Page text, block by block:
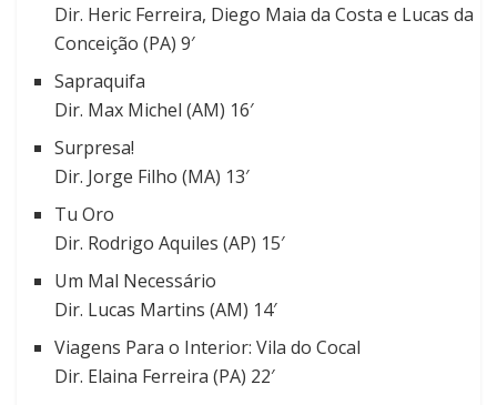
Dir. Heric Ferreira, Diego Maia da Costa e Lucas da
Conceição (PA) 9′
Sapraquifa
Dir. Max Michel (AM) 16′
Surpresa!
Dir. Jorge Filho (MA) 13′
Tu Oro
Dir. Rodrigo Aquiles (AP) 15′
Um Mal Necessário
Dir. Lucas Martins (AM) 14′
Viagens Para o Interior: Vila do Cocal
Dir. Elaina Ferreira (PA) 22′